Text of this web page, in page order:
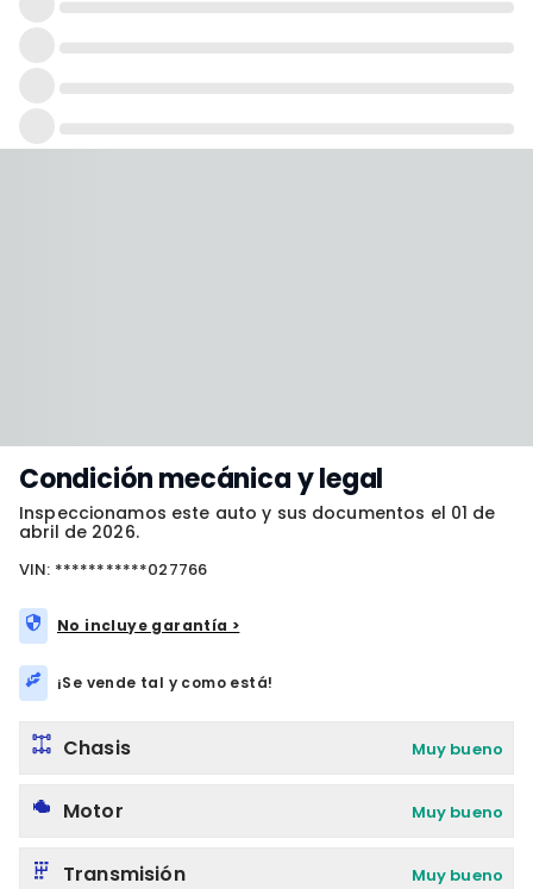
Condición mecánica y legal
Inspeccionamos este auto y sus documentos el 01 de
abril de 2026.
VIN: ***********027766
No incluye garantía >
¡Se vende tal y como está!
Chasis Muy bueno
Motor Muy bueno
Transmisión Muy bueno